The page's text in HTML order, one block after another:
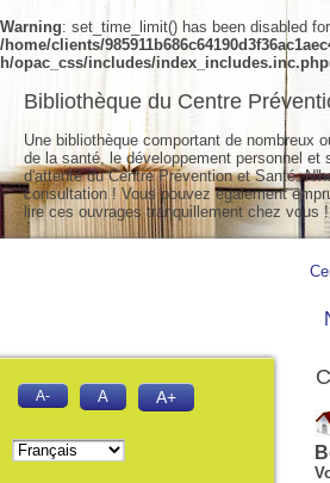
Warning: set_time_limit() has been disabled
/home/clients/
h/opac_css/includes/
Bibliothèque du Centre
Une bibliothèque comportant de nombreux
de la santé, le développement personnel
d'attente du Centre Prévention et Santé.
consultation ! Vous pouvez également
lire ces ouvrages tranquillement chez vous !
A- A A+